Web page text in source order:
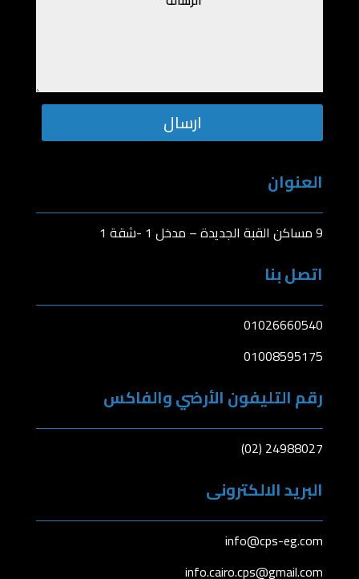
ارسال
العنوان
اتصل بنا
01026660540
01008595175
رقم التليفون الأرضي والفاكس
(02) 24988027
البريد الالكترونى
info@cps-eg.com
info.cairo.cps@gmail.com